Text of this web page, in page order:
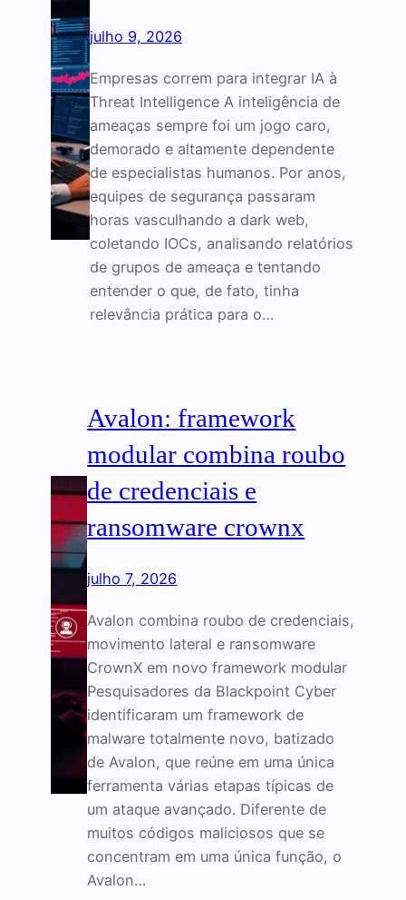
julho 9, 2026
Empresas correm para integrar IA à
Threat Intelligence A inteligência de
ameaças sempre foi um jogo caro,
demorado e altamente dependente
de especialistas humanos. Por anos,
equipes de segurança passaram
horas vasculhando a dark web,
coletando IOCs, analisando relatórios
de grupos de ameaça e tentando
entender o que, de fato, tinha
relevância prática para o…
Avalon: framework
modular combina roubo
de credenciais e
ransomware crownx
julho 7, 2026
Avalon combina roubo de credenciais,
movimento lateral e ransomware
CrownX em novo framework modular
Pesquisadores da Blackpoint Cyber
identificaram um framework de
malware totalmente novo, batizado
de Avalon, que reúne em uma única
ferramenta várias etapas típicas de
um ataque avançado. Diferente de
muitos códigos maliciosos que se
concentram em uma única função, o
Avalon…